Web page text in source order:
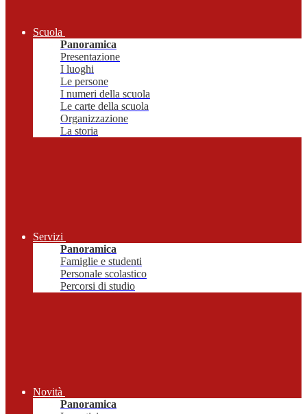
Scuola
Panoramica
Presentazione
I luoghi
Le persone
I numeri della scuola
Le carte della scuola
Organizzazione
La storia
Servizi
Panoramica
Famiglie e studenti
Personale scolastico
Percorsi di studio
Novità
Panoramica